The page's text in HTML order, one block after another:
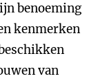
benoeming
kenmerken
van